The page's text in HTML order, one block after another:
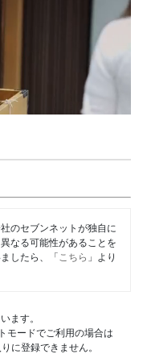
のセブンネットが独自に
なる可能性があることを
したら、「 こちら 」より
ます。
モードでご利用の場合は
に登録できません。